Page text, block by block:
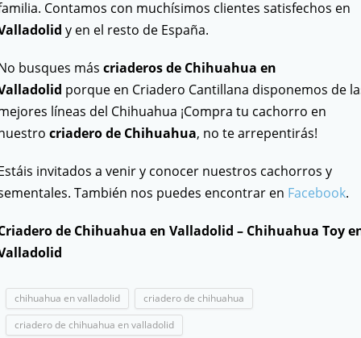
Contamos con muchísimos clientes satisfechos en
y en el resto de España.
busques más criaderos de Chihuahua en
porque en Criadero Cantillana disponemos de
líneas del Chihuahua ¡Compra tu cachorro en
criadero de Chihuahua, no te arrepentirás!
invitados a venir y conocer nuestros cachorros y
También nos puedes encontrar en Facebook.
de Chihuahua en Valladolid – Chihuahua Toy
chihuahua en valladolid
criadero de chihuahua
criadero de chihuahua en valladolid